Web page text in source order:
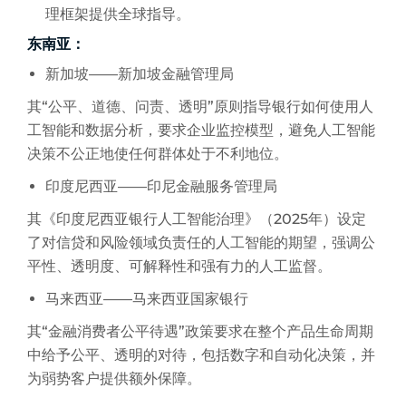
理框架提供全球指导。
东南亚：
新加坡——新加坡金融管理局
其“公平、道德、问责、透明”原则指导银行如何使用人
工智能和数据分析，要求企业监控模型，避免人工智能
决策不公正地使任何群体处于不利地位。
印度尼西亚——印尼金融服务管理局
其《印度尼西亚银行人工智能治理》（2025年）设定
了对信贷和风险领域负责任的人工智能的期望，强调公
平性、透明度、可解释性和强有力的人工监督。
马来西亚——马来西亚国家银行
其“金融消费者公平待遇”政策要求在整个产品生命周期
中给予公平、透明的对待，包括数字和自动化决策，并
为弱势客户提供额外保障。